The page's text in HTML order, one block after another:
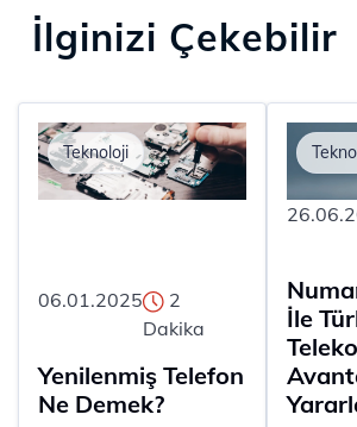
İlginizi Çekebilir
06.01.2025
2
Dakika
Yenilenmiş Telefon
Ne Demek?
Teknoloji
İle